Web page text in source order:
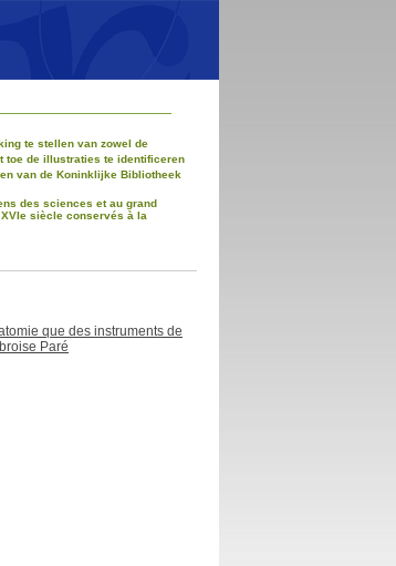
que des instruments de
Paré
te stellen van zowel de
toe de illustraties te identificeren
van de Koninklijke Bibliotheek
des sciences et au grand
siècle conservés à la